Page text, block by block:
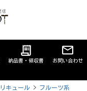
receipt_long
納品書・領収書 お問い合わせ
リキュール
フルーツ系